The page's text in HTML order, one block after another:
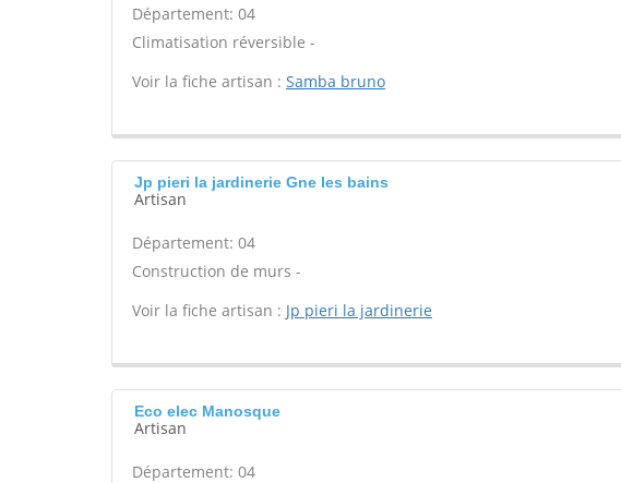
Département: 04
Climatisation réversible -
Voir la fiche artisan : Samba bruno
Jp pieri la jardinerie Gne les bains
Artisan
Département: 04
Construction de murs -
Voir la fiche artisan : Jp pieri la jardinerie
Eco elec Manosque
Artisan
Département: 04